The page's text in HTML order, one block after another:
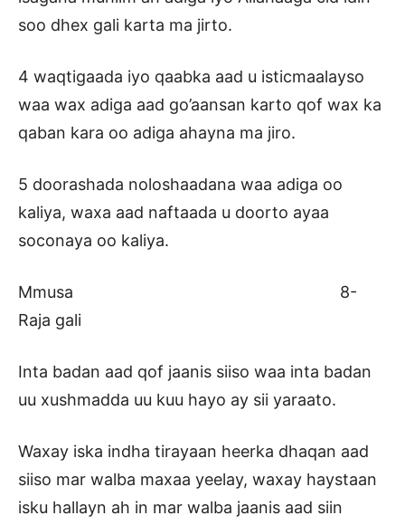
soo dhex gali karta ma jirto.
4 waqtigaada iyo qaabka aad u isticmaalayso
waa wax adiga aad go’aansan karto qof wax ka
qaban kara oo adiga ahayna ma jiro.
5 doorashada noloshaadana waa adiga oo
kaliya, waxa aad naftaada u doorto ayaa
soconaya oo kaliya.
Mmusa 8-
Raja gali
Inta badan aad qof jaanis siiso waa inta badan
uu xushmadda uu kuu hayo ay sii yaraato.
Waxay iska indha tirayaan heerka dhaqan aad
siiso mar walba maxaa yeelay, waxay haystaan
isku hallayn ah in mar walba jaanis aad siin